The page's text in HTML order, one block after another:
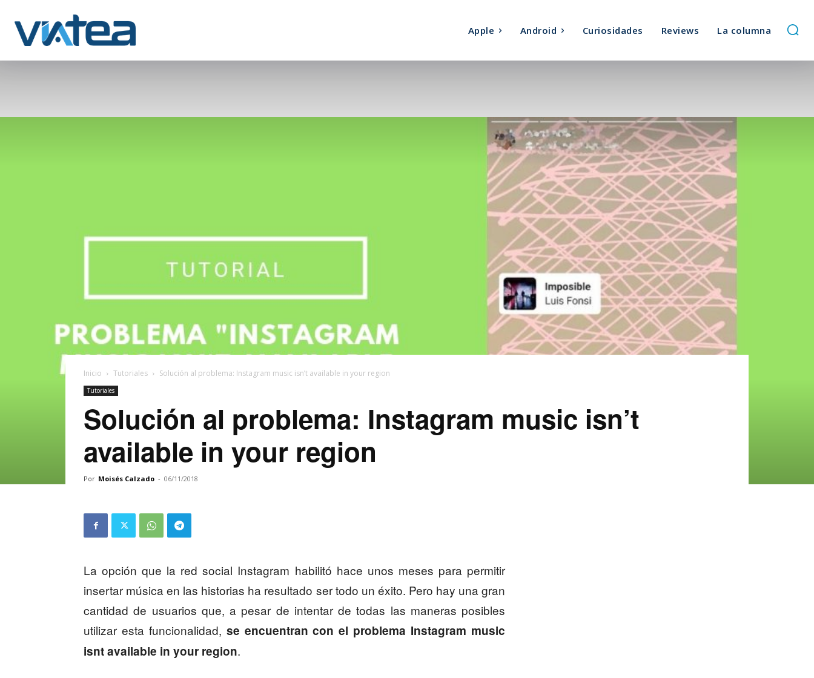
Apple Android Curiosidades Reviews La columna
Inicio Tutoriales Solución al problema: Instagram music isn’t available in your region
Tutoriales
Solución al problema: Instagram music isn’t
available in your region
Por Moisés Calzado - 06/11/2018
La opción que la red social Instagram habilitó hace unos meses para permitir
insertar música en las historias ha resultado ser todo un éxito. Pero hay una gran
cantidad de usuarios que, a pesar de intentar de todas las maneras posibles
utilizar esta funcionalidad, se encuentran con el problema Instagram music
isnt available in your region.